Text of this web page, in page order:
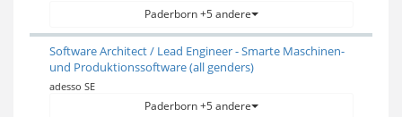
Paderborn +5 andere
Software Architect / Lead Engineer - Smarte Maschinen-
und Produktionssoftware (all genders)
adesso SE
Paderborn +5 andere